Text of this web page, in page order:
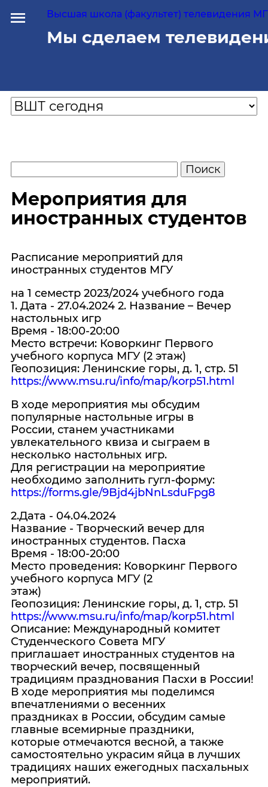
Высшая школа (факультет) телевидения
Мы сделаем
Мероприятия для
иностранных студентов
Расписание мероприятий для
иностранных студентов МГУ
на 1 семестр 2023/2024 учебного года
1. Дата - 27.04.2024 2. Название – Вечер
настольных игр
Время - 18:00-20:00
Место встречи: Коворкинг Первого
учебного корпуса МГУ (2 этаж)
Геопозиция: Ленинские горы, д. 1, стр. 51
https://www.msu.ru/info/map/korp51.html
В ходе мероприятия мы обсудим
популярные настольные игры в
России, станем участниками
увлекательного квиза и сыграем в
несколько настольных игр.
Для регистрации на мероприятие
необходимо заполнить гугл-форму:
https://forms.gle/9Bjd4jbNnLsduFpg8
2.Дата - 04.04.2024
Название - Творческий вечер для
иностранных студентов. Пасха
Время - 18:00-20:00
Место проведения: Коворкинг Первого
учебного корпуса МГУ (2
этаж)
Геопозиция: Ленинские горы, д. 1, стр. 51
https://www.msu.ru/info/map/korp51.html
Описание: Международный комитет
Студенческого Совета МГУ
приглашает иностранных студентов на
творческий вечер, посвященный
традициям празднования Пасхи в России!
В ходе мероприятия мы поделимся
впечатлениями о весенних
праздниках в России, обсудим самые
главные всемирные праздники,
которые отмечаются весной, а также
самостоятельно украсим яйца в лучших
традициях наших ежегодных пасхальных
мероприятий.